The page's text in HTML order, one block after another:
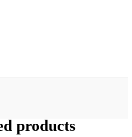
products